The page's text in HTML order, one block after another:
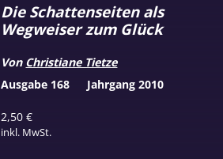
2,50€
inkl. MwSt.
Die Schattenseiten als
Wegweiser zum Glück
Von Christiane Tietze
Ausgabe 168 Jahrgang 2010